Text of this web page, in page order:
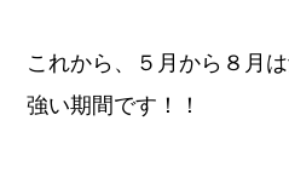
これから、５月から８月
強い期間です！！